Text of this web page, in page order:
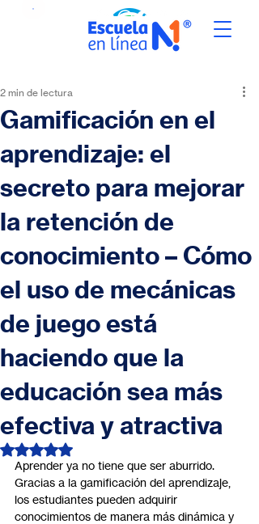
Gamificación en el
aprendizaje: el
secreto para mejorar
la retención de
conocimiento – Cómo
el uso de mecánicas
de juego está
haciendo que la
educación sea más
efectiva y atractiva
2 min de lectura
Obtuvo NaN de 5 estrellas.
Aprender ya no tiene que ser aburrido.
Gracias a la gamificación del aprendizaje,
los estudiantes pueden adquirir
conocimientos de manera más dinámica y